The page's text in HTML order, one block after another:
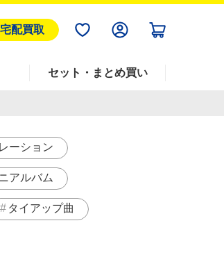
宅配買取
セット・まとめ買い
ーション
アルバム
タイアップ曲